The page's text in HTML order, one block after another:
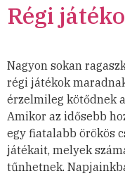
Régi
Nagyon sokan
régi játékok
érzelmileg kötődnek
Amikor az idősebb
egy fiatalabb örökös
játékait, melyek
tűnhetnek.